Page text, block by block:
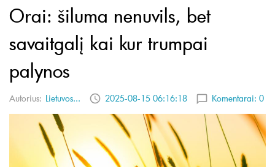
Orai: šiluma nenuvils, bet
savaitgalį kai kur trumpai
palynos
Autorius: Lietuvos... 2025-08-15 06:16:18 Komentarai: 0